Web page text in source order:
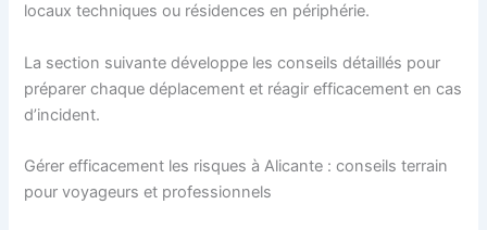
locaux techniques ou résidences en périphérie.
La section suivante développe les conseils détaillés pour
préparer chaque déplacement et réagir efficacement en cas
d’incident.
Gérer efficacement les risques à Alicante : conseils terrain
pour voyageurs et professionnels